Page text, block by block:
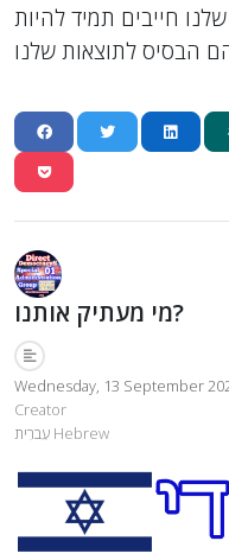
חייבים תמיד להיות
מי מעתיק אותנו?
Wednesday, 13 September
Creator
עִברִית Hebrew